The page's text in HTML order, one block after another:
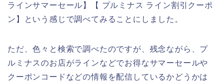
ラインサマーセール】【 プルミナス ライン割引クーポ
ン】という感じで調べてみることにしました。
ただ、色々と検索で調べたのですが、残念ながら、プ
ルミナスのお店がラインなどでお得なサマーセールや
クーポンコードなどの情報を配信しているかどうかは